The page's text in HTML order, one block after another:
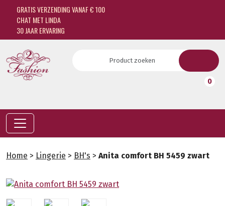
GRATIS VERZENDING VANAF € 100
CHAT MET LINDA
30 JAAR ERVARING
0
Home > Lingerie > BH's > Anita comfort BH 5459 zwart